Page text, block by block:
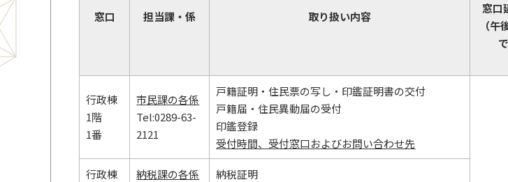
窓口 担当課・係 取り扱い内容
窓口
（午
で
行政棟
1階
1番
市民課の各係
Tel:0289-63-
2121
戸籍証明・住民票の写し・印鑑証明書の交付
戸籍届・住民異動届の受付
印鑑登録
受付時間、受付窓口およびお問い合わせ先
行政棟
納税課の各係
納税証明